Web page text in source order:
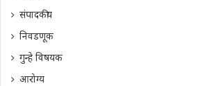
संपादकीय
निवडणूक
गुन्हे विषयक
आरोग्य